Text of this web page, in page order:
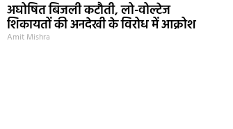
अघोषित बिजली कटौती, लो-वोल्टेज
शिकायतों की अनदेखी के विरोध में आक्रोश
Amit Mishra